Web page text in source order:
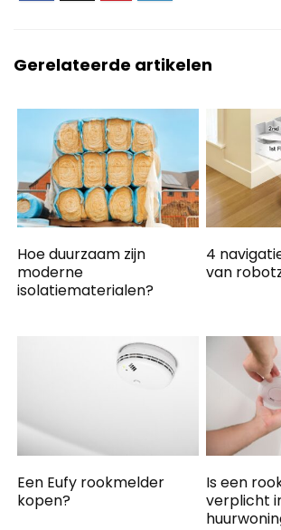
Gerelateerde artikelen
Hoe duurzaam zijn
moderne
isolatiematerialen?
4
van
Een Eufy rookmelder
kopen?
Is een
verplicht